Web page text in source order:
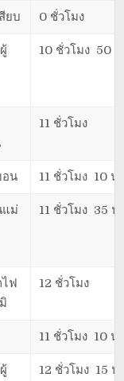
ยบ 0 ชั่วโมง
10 ชั่วโมง 50
11 ชั่วโมง
อน 11 ชั่วโมง 10 น
แม่
11 ชั่วโมง 35 น
ฟ
12 ชั่วโมง
11 ชั่วโมง 10 น
12 ชั่วโมง 15 น